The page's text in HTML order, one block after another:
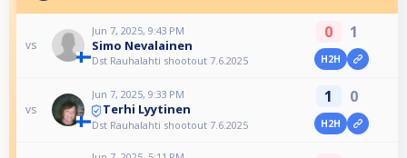
vs
Jun 7, 2025, 9:43 PM
Simo Nevalainen
Dst Rauhalahti shootout 7.6.2025
0 1
H2H
vs
Jun 7, 2025, 9:33 PM
Terhi Lyytinen
Dst Rauhalahti shootout 7.6.2025
1 0
H2H